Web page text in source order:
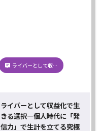
ライバーとして収…
ライバーとして収益化で生
きる選択―個人時代に「発
信力」で生計を立てる究極